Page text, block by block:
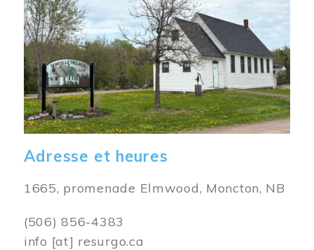
Adresse et heures
1665, promenade Elmwood, Moncton, NB
(506) 856-4383
info [at] resurgo.ca